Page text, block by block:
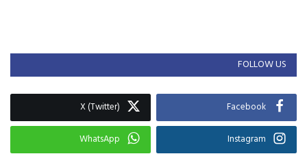
FOLLOW US
Facebook
X (Twitter)
Instagram
WhatsApp